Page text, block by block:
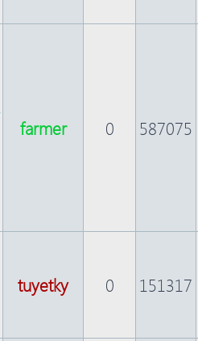
farmer 0 587075
tuyetky 0 151317